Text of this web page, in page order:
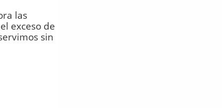
las
exceso de
sin